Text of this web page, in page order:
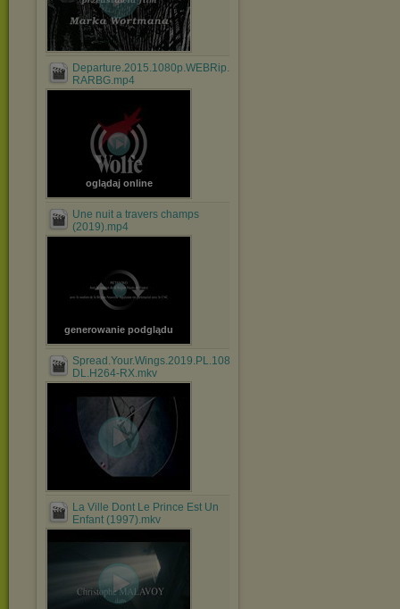
Departure.2015.1080p.WEBRip.x264-
RARBG.mp4
oglądaj online
Une nuit a travers champs
(2019).mp4
generowanie podglądu
Spread.Your.Wings.2019.PL.1080p.WEB-
DL.H264-RX.mkv
La Ville Dont Le Prince Est Un
Enfant (1997).mkv